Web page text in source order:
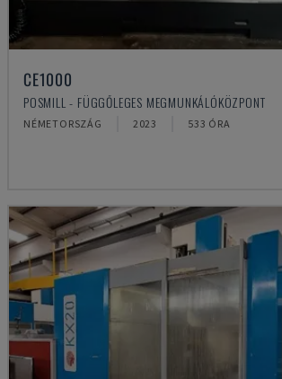
CE1000
POSMILL - FÜGGŐLEGES MEGMUNKÁLÓKÖZPONT
NÉMETORSZÁG 2023 533 ÓRA